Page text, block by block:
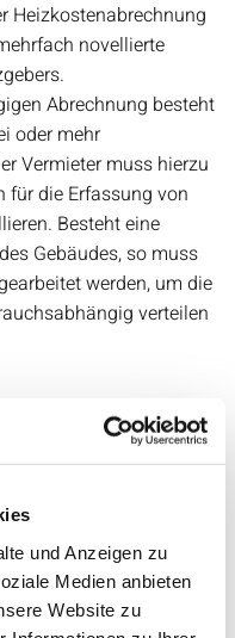
und Anzeigen zu
Medien anbieten
Website zu
Heizkostenabrechnung
novellierte
Abrechnung besteht
oder mehr
Vermieter muss hierzu
für die Erfassung von
Besteht eine
Gebäudes, so muss
werden, um die
verteilen
mit
zur Installation
unsere